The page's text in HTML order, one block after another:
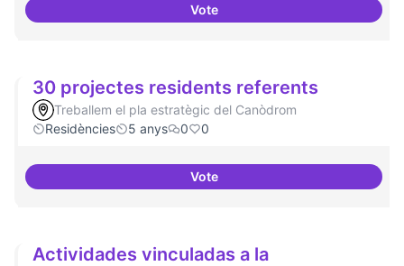
Vote3-4 centres-lab internacionals
30 projectes residents referents
Treballem el pla estratègic del Canòdrom
Residències
5 anys 0 0
Vote30 projectes residents referents
Actividades vinculadas a la